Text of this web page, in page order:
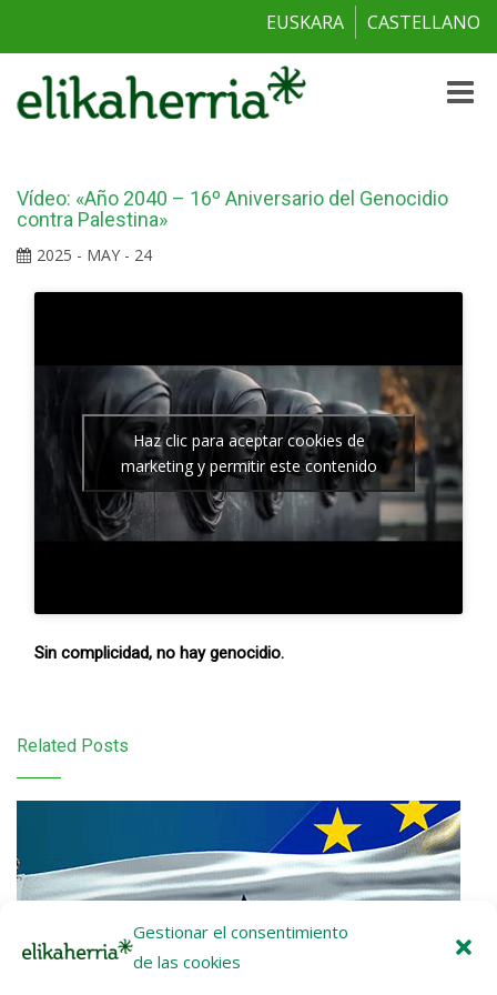
Gestionar el consentimiento
de las cookies
EUSKARA CASTELLANO
Toggle
Vídeo: «Año 2040 – 16º Aniversario del Genocidio
contra Palestina»
2025 - MAY - 24
Haz clic para aceptar cookies de
marketing y permitir este contenido
Sin complicidad, no hay genocidio.
Related Posts